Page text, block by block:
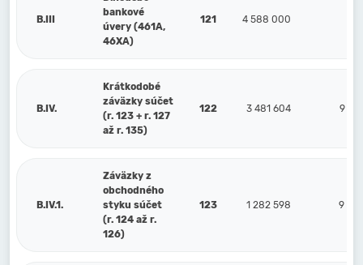
B.III
bankové
úvery (461A,
46XA)
121 4 588 000
B.IV.
Krátkodobé
záväzky súčet
(r. 123 + r. 127
až r. 135)
122 3 481 604 9
B.IV.1.
Záväzky z
obchodného
styku súčet
(r. 124 až r.
126)
123 1 282 598 9